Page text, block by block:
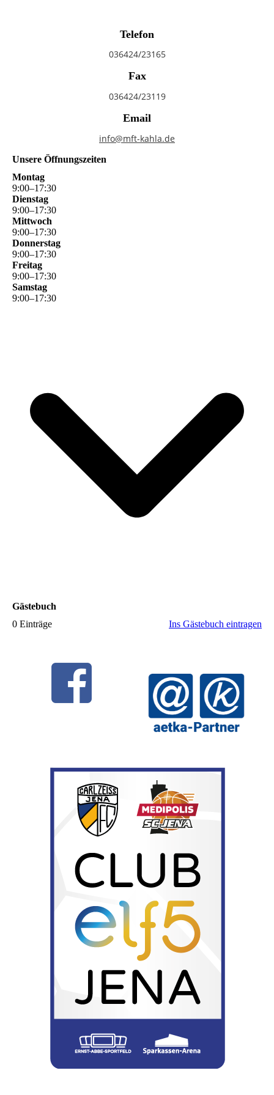
Telefon
036424/23165
Fax
036424/23119
Email
info@mft-kahla.de
Unsere Öffnungszeiten
Montag
9:00–17:30
Dienstag
9:00–17:30
Mittwoch
9:00–17:30
Donnerstag
9:00–17:30
Freitag
9:00–17:30
Samstag
9:00–17:30
Gästebuch
0 Einträge
Ins Gästebuch eintragen